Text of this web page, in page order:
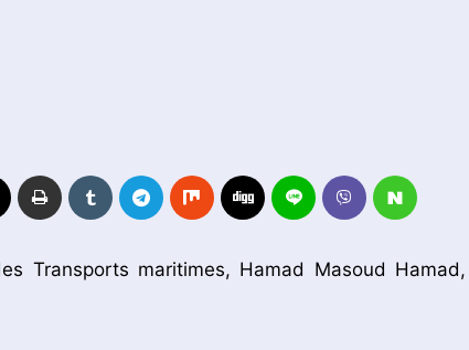
Transports maritimes, Hamad Masoud